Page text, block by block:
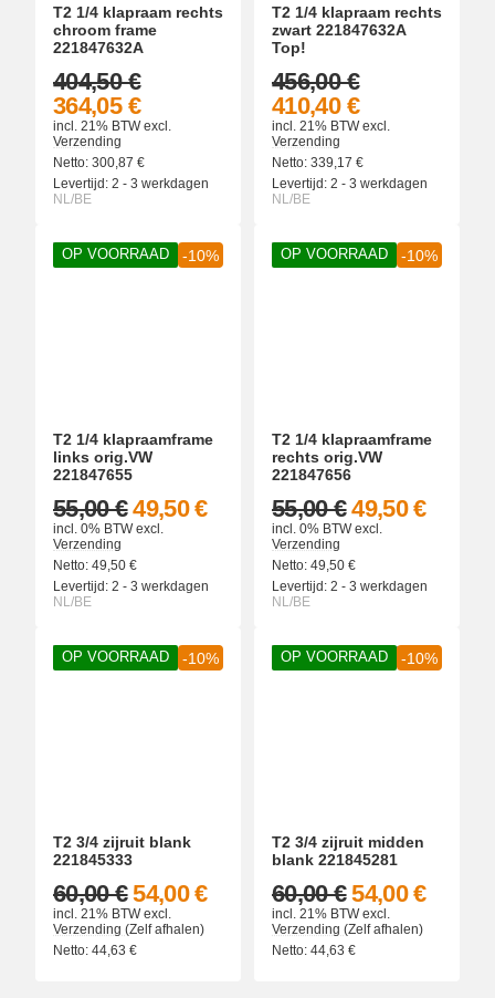
T2 1/4 klapraam rechts
chroom frame
221847632A
364,05 €
404,50 €
incl. 21% BTWexcl.
Verzending
Netto: 300,87 €
Levertijd: 2 - 3 werkdagen
NL/BE
T2 1/4 klapraam rechts
zwart 221847632A
Top!
410,40 €
456,00 €
incl. 21% BTWexcl.
Verzending
Netto: 339,17 €
Levertijd: 2 - 3 werkdagen
NL/BE
OP VOORRAAD -10%
T2 1/4 klapraamframe
links orig.VW
221847655
49,50 €
55,00 €
incl. 0% BTWexcl.
Verzending
Netto: 49,50 €
Levertijd: 2 - 3 werkdagen
NL/BE
OP VOORRAAD -10%
T2 1/4 klapraamframe
rechts orig.VW
221847656
49,50 €
55,00 €
incl. 0% BTWexcl.
Verzending
Netto: 49,50 €
Levertijd: 2 - 3 werkdagen
NL/BE
OP VOORRAAD -10%
T2 3/4 zijruit blank
221845333
54,00 €
60,00 €
incl. 21% BTWexcl.
Verzending (Zelf afhalen)
Netto: 44,63 €
OP VOORRAAD -10%
T2 3/4 zijruit midden
blank 221845281
54,00 €
60,00 €
incl. 21% BTWexcl.
Verzending (Zelf afhalen)
Netto: 44,63 €